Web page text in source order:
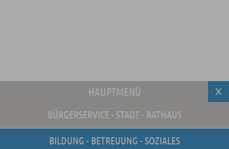
HAUPTMENÜ
BÜRGERSERVICE - STADT - RATHAUS
BILDUNG - BETREUUNG - SOZIALES
Unsere Stellenangebote
Online-Terminvereinbarung